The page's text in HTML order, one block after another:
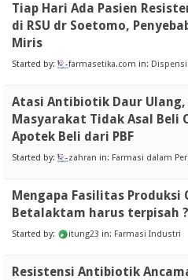
Tiap Hari Ada Pasien
di RSU dr Soetomo,
Miris
Started by: farmasetika.com in:
Atasi Antibiotik Daur Ulang,
Masyarakat Tidak Asal Beli
Apotek Beli dari PBF
Started by: zahran in: Farmasi dalam
Mengapa Fasilitas Produksi
Betalaktam harus terpisah ?
Started by: itung23 in: Farmasi Industri
Resistensi Antibiotik